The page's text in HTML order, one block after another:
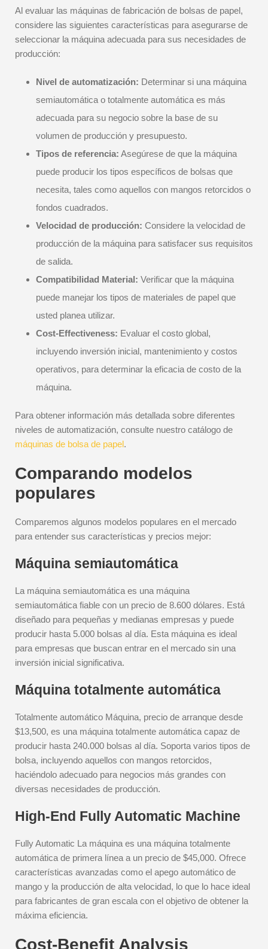
Al evaluar las máquinas de fabricación de bolsas de papel,
considere las siguientes características para asegurarse de
seleccionar la máquina adecuada para sus necesidades de
producción:
Nivel de automatización: Determinar si una máquina
semiautomática o totalmente automática es más
adecuada para su negocio sobre la base de su
volumen de producción y presupuesto.
Tipos de referencia: Asegúrese de que la máquina
puede producir los tipos específicos de bolsas que
necesita, tales como aquellos con mangos retorcidos o
fondos cuadrados.
Velocidad de producción: Considere la velocidad de
producción de la máquina para satisfacer sus requisitos
de salida.
Compatibilidad Material: Verificar que la máquina
puede manejar los tipos de materiales de papel que
usted planea utilizar.
Cost-Effectiveness: Evaluar el costo global,
incluyendo inversión inicial, mantenimiento y costos
operativos, para determinar la eficacia de costo de la
máquina.
Para obtener información más detallada sobre diferentes
niveles de automatización, consulte nuestro catálogo de
máquinas de bolsa de papel.
Comparando modelos
populares
Comparemos algunos modelos populares en el mercado
para entender sus características y precios mejor:
Máquina semiautomática
La máquina semiautomática es una máquina
semiautomática fiable con un precio de 8.600 dólares. Está
diseñado para pequeñas y medianas empresas y puede
producir hasta 5.000 bolsas al día. Esta máquina es ideal
para empresas que buscan entrar en el mercado sin una
inversión inicial significativa.
Máquina totalmente automática
Totalmente automático Máquina, precio de arranque desde
$13,500, es una máquina totalmente automática capaz de
producir hasta 240.000 bolsas al día. Soporta varios tipos de
bolsa, incluyendo aquellos con mangos retorcidos,
haciéndolo adecuado para negocios más grandes con
diversas necesidades de producción.
High-End Fully Automatic Machine
Fully Automatic La máquina es una máquina totalmente
automática de primera línea a un precio de $45,000. Ofrece
características avanzadas como el apego automático de
mango y la producción de alta velocidad, lo que lo hace ideal
para fabricantes de gran escala con el objetivo de obtener la
máxima eficiencia.
Cost-Benefit Analysis